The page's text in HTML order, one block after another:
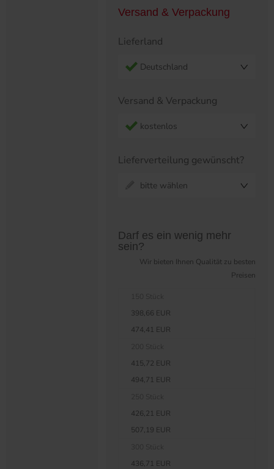
Versand & Verpackung
Lieferland
Deutschland
Versand & Verpackung
kostenlos
Lieferverteilung gewünscht?
bitte wählen
Darf es ein wenig mehr
sein?
Wir bieten Ihnen Qualität zu besten
Preisen
398,66 EUR
474,41 EUR
415,72 EUR
494,71 EUR
426,21 EUR
507,19 EUR
436,71 EUR